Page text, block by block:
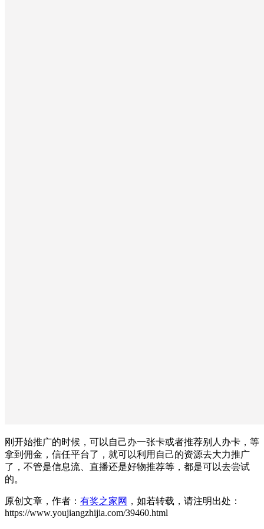
刚开始推广的时候，可以自己办一张卡或者推荐别人办卡，等
拿到佣金，信任平台了，就可以利用自己的资源去大力推广
了，不管是信息流、直播还是好物推荐等，都是可以去尝试
的。
原创文章，作者： 有奖之家网 ，如若转载，请注明出处：
https://www.youjiangzhijia.com/39460.html